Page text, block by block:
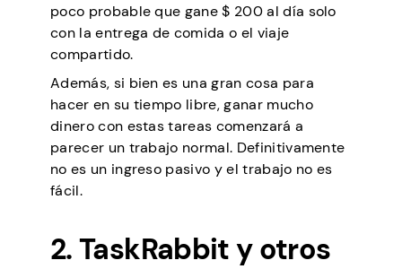
poco probable que gane $ 200 al día solo
con la entrega de comida o el viaje
compartido.
Además, si bien es una gran cosa para
hacer en su tiempo libre, ganar mucho
dinero con estas tareas comenzará a
parecer un trabajo normal. Definitivamente
no es un ingreso pasivo y el trabajo no es
fácil.
2. TaskRabbit y otros